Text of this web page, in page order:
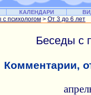
КАЛЕНДАРИ
с психологом > От 3 до 6 лет
Беседы с
Комментарии,